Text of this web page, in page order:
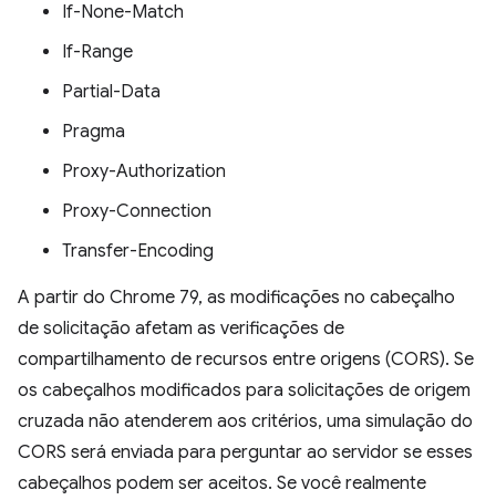
If-None-Match
If-Range
Partial-Data
Pragma
Proxy-Authorization
Proxy-Connection
Transfer-Encoding
A partir do Chrome 79, as modificações no cabeçalho
de solicitação afetam as verificações de
compartilhamento de recursos entre origens (CORS). Se
os cabeçalhos modificados para solicitações de origem
cruzada não atenderem aos critérios, uma simulação do
CORS será enviada para perguntar ao servidor se esses
cabeçalhos podem ser aceitos. Se você realmente